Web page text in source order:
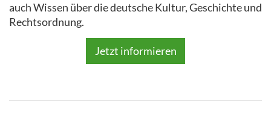
auch Wissen über die deutsche Kultur, Geschichte und
Rechtsordnung.
Jetzt informieren